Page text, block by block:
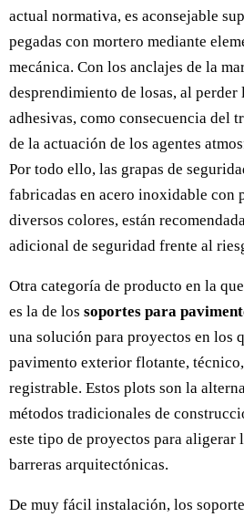
actual normativa, es aconsejable
pegadas con mortero mediante
mecánica. Con los anclajes de la
desprendimiento de losas, al perder
adhesivas, como consecuencia del
de la actuación de los agentes
Por todo ello, las grapas de
fabricadas en acero inoxidable con
diversos colores, están
adicional de seguridad frente al
Otra categoría de producto en la
es la de los soportes para
una solución para proyectos en los
pavimento exterior flotante,
registrable. Estos plots son la
métodos tradicionales de
este tipo de proyectos para aligerar
barreras arquitectónicas.
De muy fácil instalación, los